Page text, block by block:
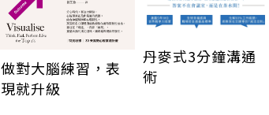
做對大腦練習，表
現就升級
丹麥式3分鐘溝通
術